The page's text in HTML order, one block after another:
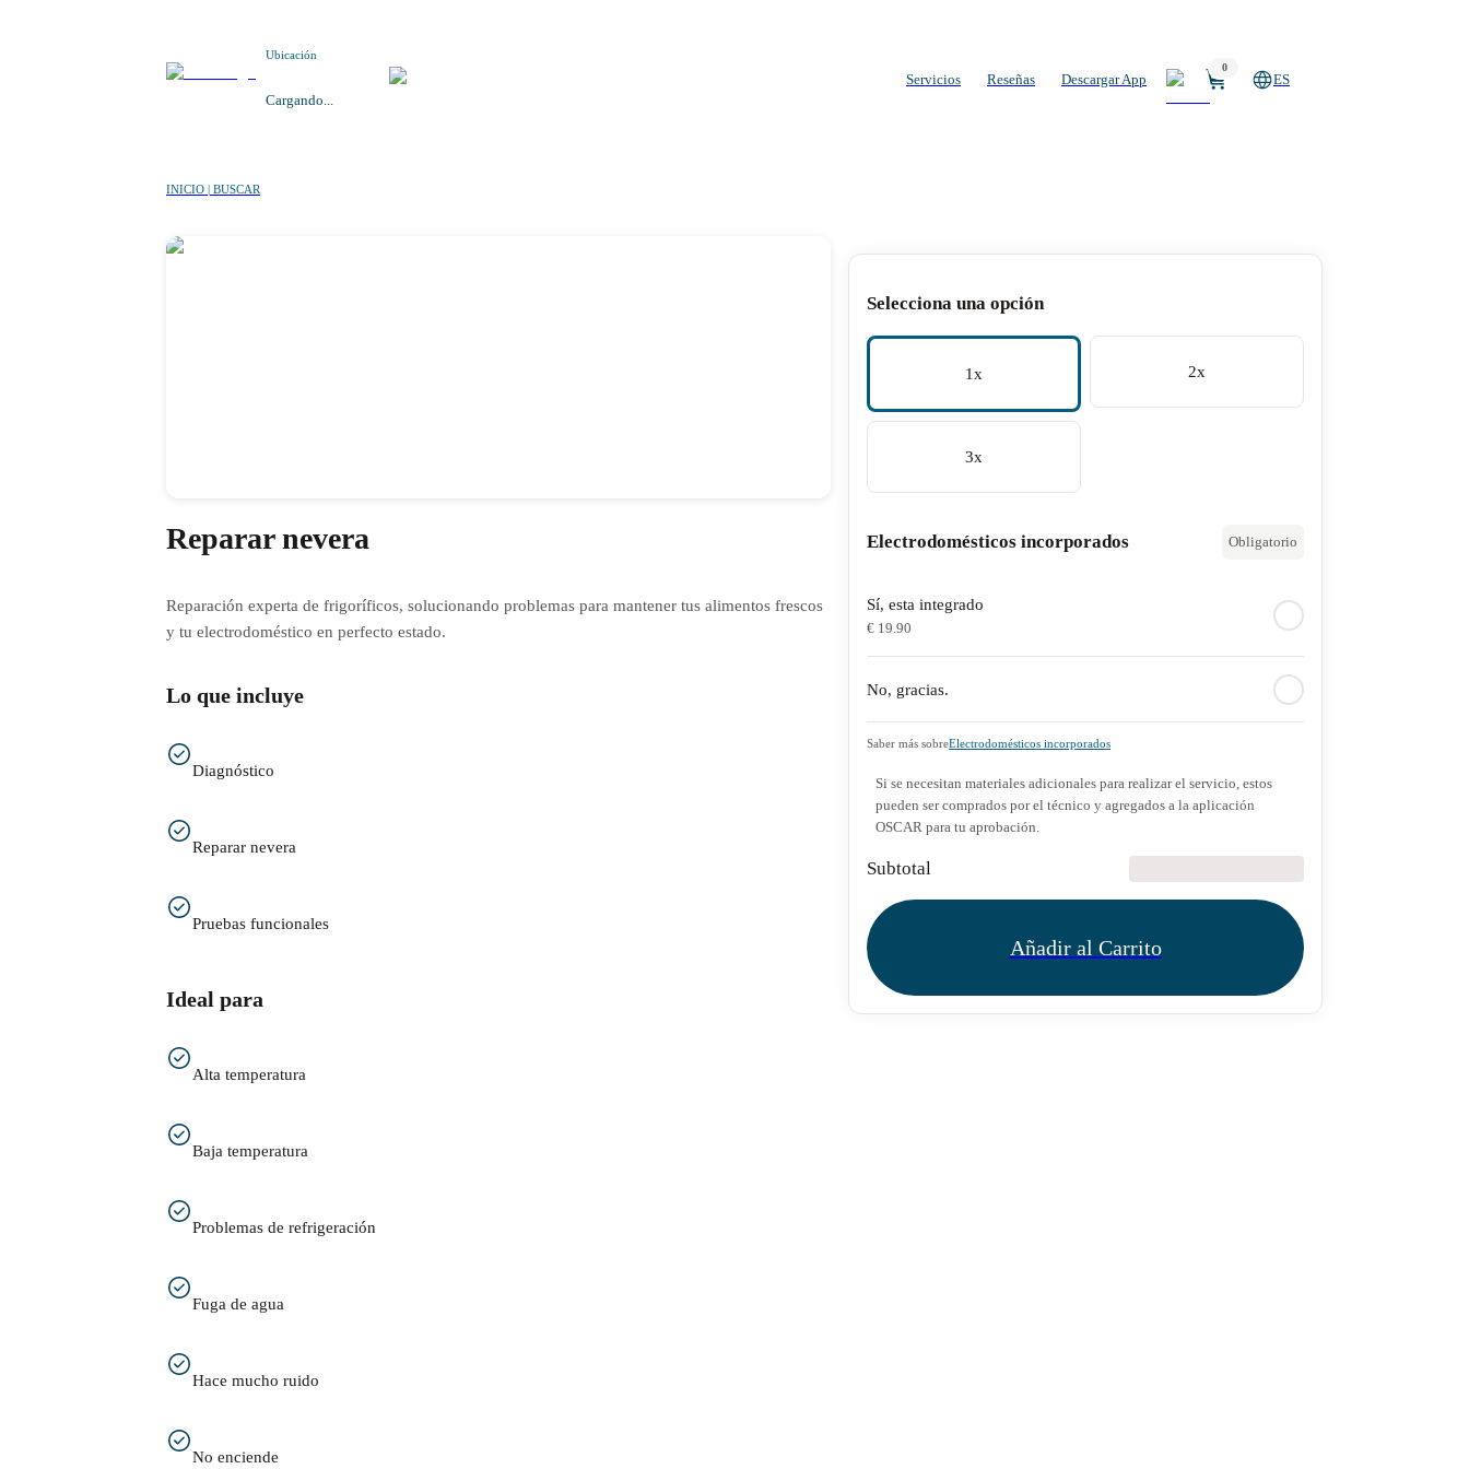
Ubicación
Cargando...
Servicios Reseñas Descargar App
0
ES
INICIO | BUSCAR
Reparar nevera
Reparación experta de frigoríficos, solucionando problemas para mantener tus alimentos frescos
y tu electrodoméstico en perfecto estado.
Lo que incluye
Diagnóstico
Reparar nevera
Pruebas funcionales
Ideal para
Alta temperatura
Baja temperatura
Problemas de refrigeración
Fuga de agua
Hace mucho ruido
No enciende
Selecciona una opción
1x 2x
3x
Electrodomésticos incorporados Obligatorio
Sí, esta integrado
€ 19.90
No, gracias.
Saber más sobreElectrodomésticos incorporados
Si se necesitan materiales adicionales para realizar el servicio, estos
pueden ser comprados por el técnico y agregados a la aplicación
OSCAR para tu aprobación.
Subtotal
Añadir al Carrito